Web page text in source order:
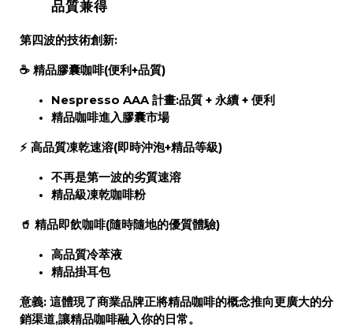
品質兼得
第四波的技術創新:
☕ 精品膠囊咖啡(便利+品質)
Nespresso AAA 計畫:品質 + 永續 + 便利
精品咖啡進入膠囊市場
⚡ 高品質凍乾速溶(即時沖泡+精品等級)
不再是第一波的劣質速溶
精品級凍乾咖啡粉
🥤 精品即飲咖啡(隨時隨地的優質體驗)
高品質冷萃液
精品掛耳包
意義: 這體現了商業品牌正將精品咖啡的概念推向更廣大的分
銷渠道,讓精品咖啡融入你的日常。